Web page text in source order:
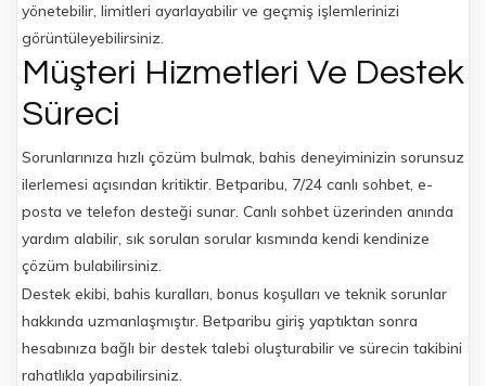
yönetebilir, limitleri ayarlayabilir ve geçmiş işlemlerinizi
görüntüleyebilirsiniz.
Müşteri Hizmetleri Ve Destek
Süreci
Sorunlarınıza hızlı çözüm bulmak, bahis deneyiminizin sorunsuz
ilerlemesi açısından kritiktir. Betparibu, 7/24 canlı sohbet, e-
posta ve telefon desteği sunar. Canlı sohbet üzerinden anında
yardım alabilir, sık sorulan sorular kısmında kendi kendinize
çözüm bulabilirsiniz.
Destek ekibi, bahis kuralları, bonus koşulları ve teknik sorunlar
hakkında uzmanlaşmıştır. Betparibu giriş yaptıktan sonra
hesabınıza bağlı bir destek talebi oluşturabilir ve sürecin takibini
rahatlıkla yapabilirsiniz.